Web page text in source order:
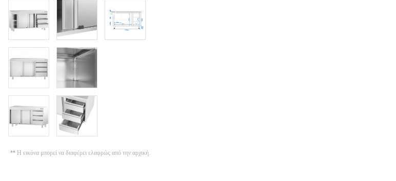
** Η εικόνα μπορεί να διαφέρει ελαφρώς από την αρχική.